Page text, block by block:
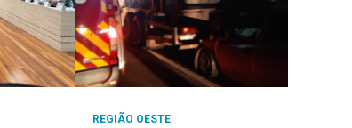
REGIÃO OESTE